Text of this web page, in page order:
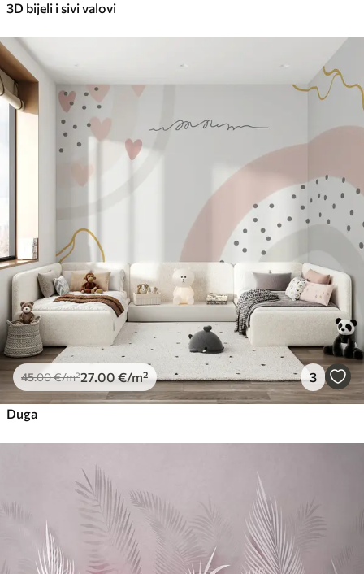
3D bijeli i sivi valovi
45.00€/m²27.00 €/m² 3
Duga